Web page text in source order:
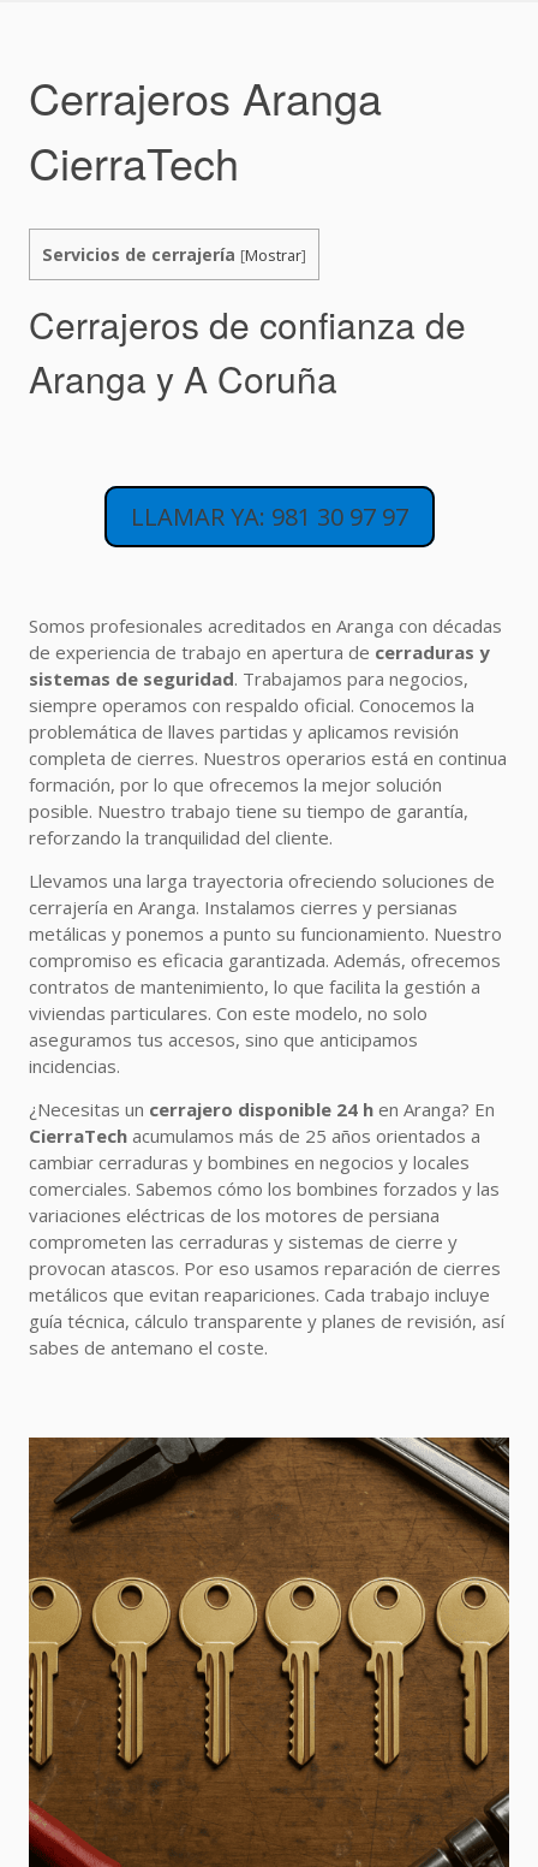
Cerrajeros Aranga
CierraTech
Servicios de cerrajería [Mostrar]
Cerrajeros de confianza de
Aranga y A Coruña
LLAMAR YA: 981 30 97 97
Somos profesionales acreditados en Aranga con décadas
de experiencia de trabajo en apertura de cerraduras y
sistemas de seguridad. Trabajamos para negocios,
siempre operamos con respaldo oficial. Conocemos la
problemática de llaves partidas y aplicamos revisión
completa de cierres. Nuestros operarios está en continua
formación, por lo que ofrecemos la mejor solución
posible. Nuestro trabajo tiene su tiempo de garantía,
reforzando la tranquilidad del cliente.
Llevamos una larga trayectoria ofreciendo soluciones de
cerrajería en Aranga. Instalamos cierres y persianas
metálicas y ponemos a punto su funcionamiento. Nuestro
compromiso es eficacia garantizada. Además, ofrecemos
contratos de mantenimiento, lo que facilita la gestión a
viviendas particulares. Con este modelo, no solo
aseguramos tus accesos, sino que anticipamos
incidencias.
¿Necesitas un cerrajero disponible 24 h en Aranga? En
CierraTech acumulamos más de 25 años orientados a
cambiar cerraduras y bombines en negocios y locales
comerciales. Sabemos cómo los bombines forzados y las
variaciones eléctricas de los motores de persiana
comprometen las cerraduras y sistemas de cierre y
provocan atascos. Por eso usamos reparación de cierres
metálicos que evitan reapariciones. Cada trabajo incluye
guía técnica, cálculo transparente y planes de revisión, así
sabes de antemano el coste.